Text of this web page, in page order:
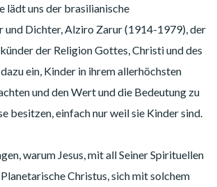
lädt uns der brasilianische
und Dichter, Alziro Zarur (1914-1979), der
der Religion Gottes, Christi und des
dazu ein, Kinder in ihrem allerhöchsten
und den Wert und die Bedeutung zu
besitzen, einfach nur weil sie Kinder sind.
warum Jesus, mit all Seiner Spirituellen
Christus, sich mit solchem